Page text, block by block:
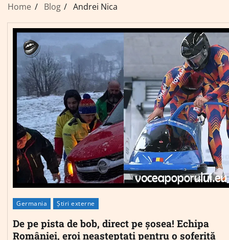
Home Blog Andrei Nica
Germania Știri externe
De pe pista de bob, direct pe șosea! Echipa
României, eroi neașteptați pentru o șoferiță